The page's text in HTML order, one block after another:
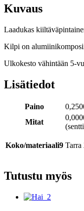
Kuvaus
Laadukas
Kilpi on
Ulkokesto vähintään 5-
Lisätiedot
Paino
Mitat
Koko/materiaali9
Tutustu myös